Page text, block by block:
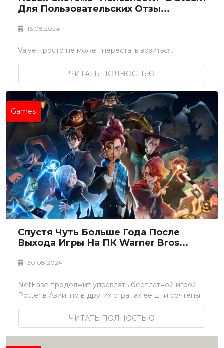
Для Пользовательских Отзы...
16.08.2024
Valve просто не может перестать возиться.
ЧИТАТЬ ПОЛНОСТЬЮ
Games
Спустя Чуть Больше Года После
Выхода Игры На ПК Warner Bros...
30.08.2024
NetEase продолжит управлять бесплатной игрой
Potter в Азии, но в других странах ее дни сочтены.
ЧИТАТЬ ПОЛНОСТЬЮ